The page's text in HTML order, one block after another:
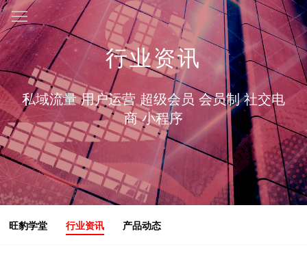
行业资讯
私域流量 用户运营 超级会员 会员制 社交电
商 小程序
旺豹学堂 行业资讯 产品动态